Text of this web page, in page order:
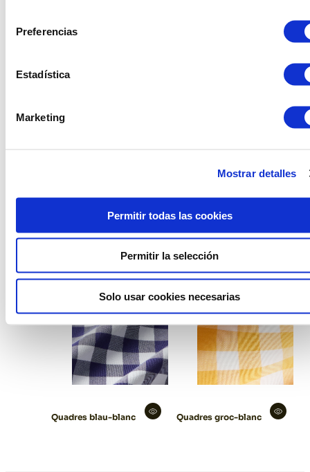
Preferencias
Estadística
Marketing
Mostrar detalles
Permitir todas las cookies
Permitir la selección
Solo usar cookies necesarias
Quadres blau-blanc Quadres groc-blanc